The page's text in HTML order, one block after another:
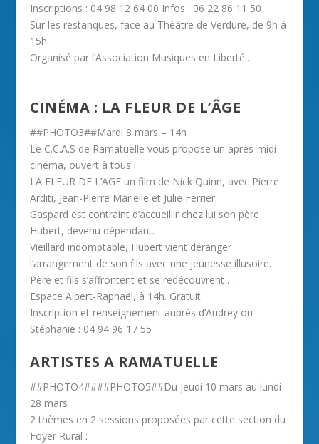
Inscriptions : 04 98 12 64 00 Infos : 06 22 86 11 50
Sur les restanques, face au Théâtre de Verdure, de 9h à
15h.
Organisé par l’Association Musiques en Liberté..
CINÉMA : LA FLEUR DE L’ÂGE
##PHOTO3##Mardi 8 mars – 14h
Le C.C.A.S de Ramatuelle vous propose un après-midi
cinéma, ouvert à tous !
LA FLEUR DE L’AGE un film de Nick Quinn, avec Pierre
Arditi, Jean-Pierre Marielle et Julie Ferrier.
Gaspard est contraint d’accueillir chez lui son père
Hubert, devenu dépendant.
Vieillard indomptable, Hubert vient déranger
l’arrangement de son fils avec une jeunesse illusoire.
Père et fils s’affrontent et se redécouvrent …
Espace Albert-Raphaël, à 14h. Gratuit.
Inscription et renseignement auprès d’Audrey ou
Stéphanie : 04 94 96 17 55
ARTISTES A RAMATUELLE
##PHOTO4####PHOTO5##Du jeudi 10 mars au lundi
28 mars
2 thèmes en 2 sessions proposées par cette section du
Foyer Rural :